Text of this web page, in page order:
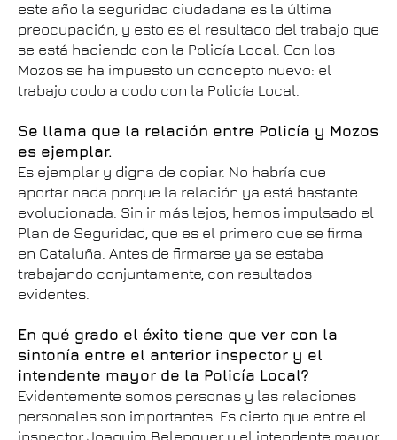
este año la seguridad ciudadana es la última
preocupación, y esto es el resultado del trabajo que
se está haciendo con la Policía Local. Con los
Mozos se ha impuesto un concepto nuevo: el
trabajo codo a codo con la Policía Local.
Se llama que la relación entre Policía y Mozos
es ejemplar.
Es ejemplar y digna de copiar. No habría que
aportar nada porque la relación ya está bastante
evolucionada. Sin ir más lejos, hemos impulsado el
Plan de Seguridad, que es el primero que se firma
en Cataluña. Antes de firmarse ya se estaba
trabajando conjuntamente, con resultados
evidentes.
En qué grado el éxito tiene que ver con la
sintonía entre el anterior inspector y el
intendente mayor de la Policía Local?
Evidentemente somos personas y las relaciones
personales son importantes. Es cierto que entre el
inspector Joaquim Belenguer y el intendente mayor